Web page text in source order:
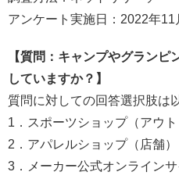
アンケート実施日：2022年11
【質問：キャンプやグラン
していますか？】
質問に対しての回答選択肢は
1．スポーツショップ（アウト
2．アパレルショップ（店舗）
3．メーカー公式オンラインサ